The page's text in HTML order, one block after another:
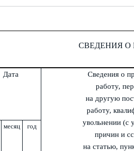
СВЕДЕНИЯ О
Дата
Сведения о
работу,
на другую
работу,
увольнении (с
причин и
на статью,
месяц год